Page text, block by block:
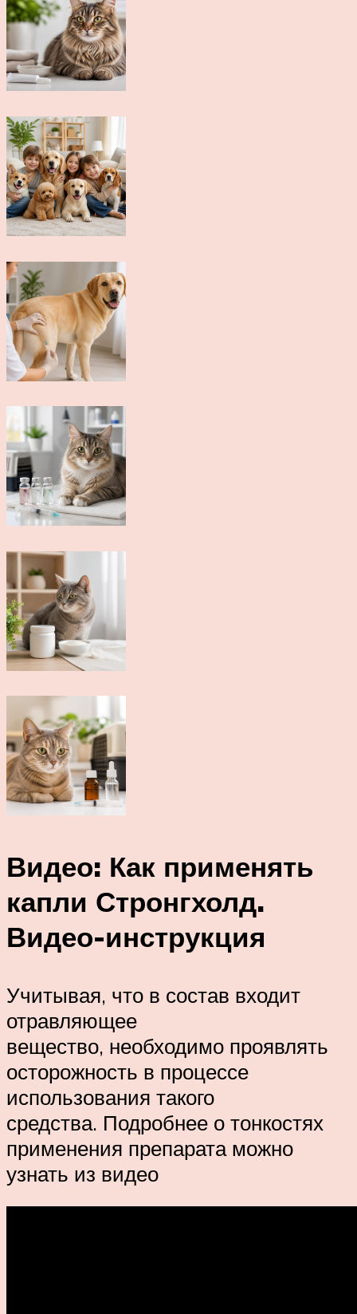
Видео: Как применять
капли Стронгхолд.
Видео-инструкция
Учитывая, что в состав входит
отравляющее
вещество, необходимо проявлять
осторожность в процессе
использования такого
средства. Подробнее о тонкостях
применения препарата можно
узнать из видео